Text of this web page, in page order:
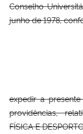
Banco Central do Brasil
Conselho
junho de 1978,
expedir a presente
providências,
FÍSICA E